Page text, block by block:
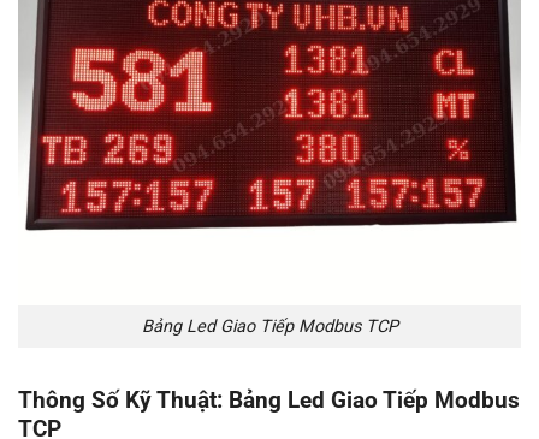
Bảng Led Giao Tiếp Modbus TCP
Thông Số Kỹ Thuật: Bảng Led Giao Tiếp Modbus
TCP